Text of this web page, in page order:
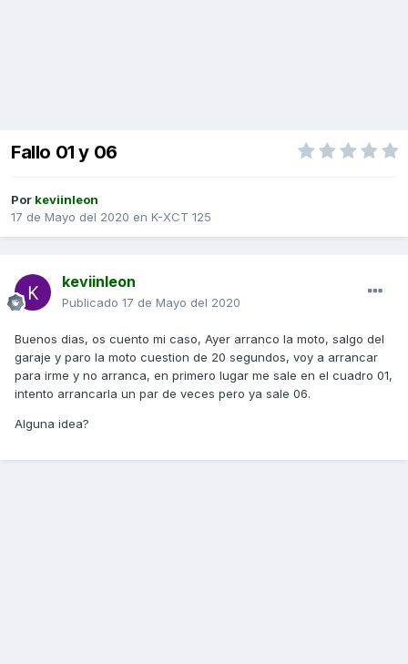
Fallo 01 y 06
Por keviinleon
17 de Mayo del 2020 en K-XCT 125
keviinleon
Publicado 17 de Mayo del 2020
Buenos dias, os cuento mi caso, Ayer arranco la moto, salgo del
garaje y paro la moto cuestion de 20 segundos, voy a arrancar
para irme y no arranca, en primero lugar me sale en el cuadro 01,
intento arrancarla un par de veces pero ya sale 06.
Alguna idea?